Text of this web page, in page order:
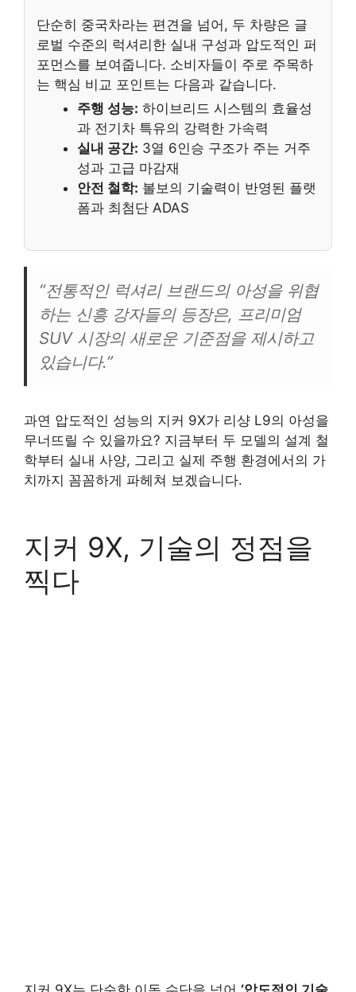
단순히 중국차라는 편견을 넘어, 두 차량은 글
로벌 수준의 럭셔리한 실내 구성과 압도적인 퍼
포먼스를 보여줍니다. 소비자들이 주로 주목하
는 핵심 비교 포인트는 다음과 같습니다.
주행 성능: 하이브리드 시스템의 효율성
과 전기차 특유의 강력한 가속력
실내 공간: 3열 6인승 구조가 주는 거주
성과 고급 마감재
안전 철학: 볼보의 기술력이 반영된 플랫
폼과 최첨단 ADAS
“전통적인 럭셔리 브랜드의 아성을 위협
하는 신흥 강자들의 등장은, 프리미엄
SUV 시장의 새로운 기준점을 제시하고
있습니다.”
과연 압도적인 성능의 지커 9X가 리샹 L9의 아성을
무너뜨릴 수 있을까요? 지금부터 두 모델의 설계 철
학부터 실내 사양, 그리고 실제 주행 환경에서의 가
치까지 꼼꼼하게 파헤쳐 보겠습니다.
지커 9X, 기술의 정점을
찍다